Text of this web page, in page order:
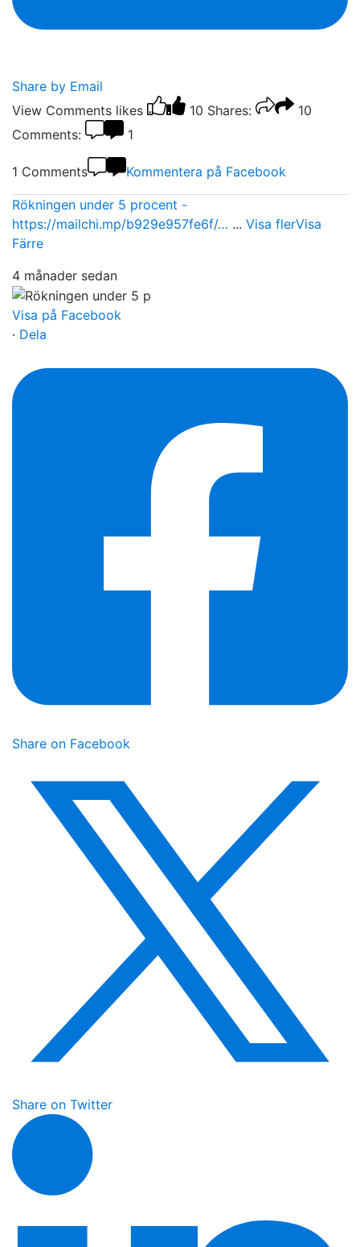
Share by Email
View Comments likes 10 Shares:
10
Comments:
1
1 Comments Kommentera på Facebook
Rökningen under 5 procent -
https://mailchi.mp/b929e957fe6f/… ... Visa flerVisa
Färre
4 månader sedan
Visa på Facebook
· Dela
Share on Facebook
Share on Twitter